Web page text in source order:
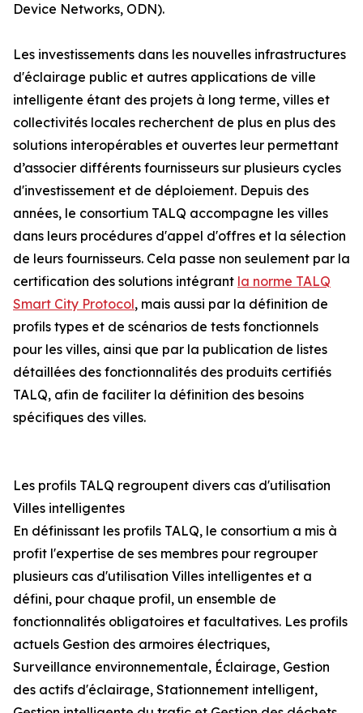
Device Networks, ODN).
Les investissements dans les nouvelles infrastructures
d'éclairage public et autres applications de ville
intelligente étant des projets à long terme, villes et
collectivités locales recherchent de plus en plus des
solutions interopérables et ouvertes leur permettant
d’associer différents fournisseurs sur plusieurs cycles
d'investissement et de déploiement. Depuis des
années, le consortium TALQ accompagne les villes
dans leurs procédures d'appel d'offres et la sélection
de leurs fournisseurs. Cela passe non seulement par la
certification des solutions intégrant la norme TALQ
Smart City Protocol, mais aussi par la définition de
profils types et de scénarios de tests fonctionnels
pour les villes, ainsi que par la publication de listes
détaillées des fonctionnalités des produits certifiés
TALQ, afin de faciliter la définition des besoins
spécifiques des villes.
Les profils TALQ regroupent divers cas d'utilisation
Villes intelligentes
En définissant les profils TALQ, le consortium a mis à
profit l'expertise de ses membres pour regrouper
plusieurs cas d'utilisation Villes intelligentes et a
défini, pour chaque profil, un ensemble de
fonctionnalités obligatoires et facultatives. Les profils
actuels Gestion des armoires électriques,
Surveillance environnementale, Éclairage, Gestion
des actifs d'éclairage, Stationnement intelligent,